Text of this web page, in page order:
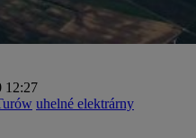
12:27
uhelné elektrárny